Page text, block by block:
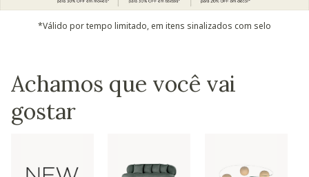
*Válido por tempo limitado, em itens sinalizados com selo
Achamos que você vai
gostar